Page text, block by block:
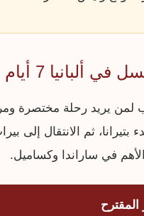
ألبانيا 7 أيام
مناسب لمن يريد رحلة مختصرة
ثم الانتقال إلى
في ساراندا وكساميل.
المقترح